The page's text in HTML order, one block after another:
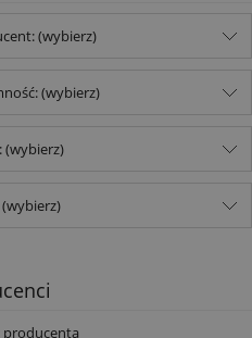
(wybierz)
(wybierz)
(wybierz)
(wybierz)
producenta